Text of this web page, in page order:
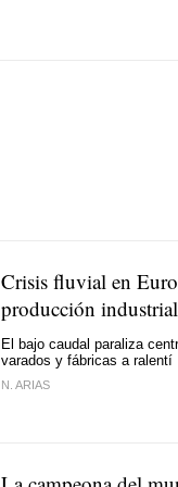
Crisis fluvial en
producción industrial
El bajo caudal paraliza
varados y fábricas a ralentí
N. ARIAS